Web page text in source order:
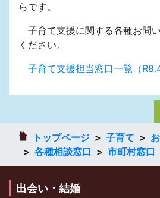
らです。
子育て支援に関する各種お問
ください。
子育て支援担当窓口一覧（
トップページ 子育て
各種相談窓口
市町村窓口
出会い・結婚